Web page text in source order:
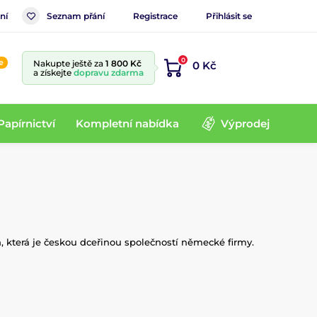
Seznam přání Registrace Přihlásit se
Nakupte ještě za 1 800 Kč
a získejte dopravu zdarma
0 0 Kč
Kompletní nabídka Výprodej
je českou dceřinou společností německé firmy.